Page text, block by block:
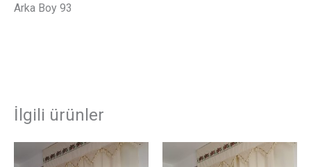
Arka Boy 93
İlgili ürünler
Bu
Bu